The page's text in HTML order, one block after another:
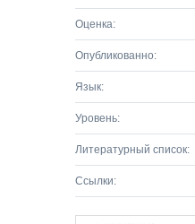
Оценка:
Опубликованно:
Язык:
Уровень:
Литературный список:
Ссылки: